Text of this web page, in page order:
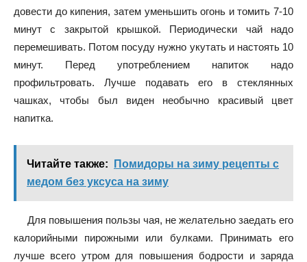
довести до кипения, затем уменьшить огонь и томить 7-10
минут с закрытой крышкой. Периодически чай надо
перемешивать. Потом посуду нужно укутать и настоять 10
минут. Перед употреблением напиток надо
профильтровать. Лучше подавать его в стеклянных
чашках, чтобы был виден необычно красивый цвет
напитка.
Читайте также:
Помидоры на зиму рецепты с
медом без уксуса на зиму
Для повышения пользы чая, не желательно заедать его
калорийными пирожными или булками. Принимать его
лучше всего утром для повышения бодрости и заряда